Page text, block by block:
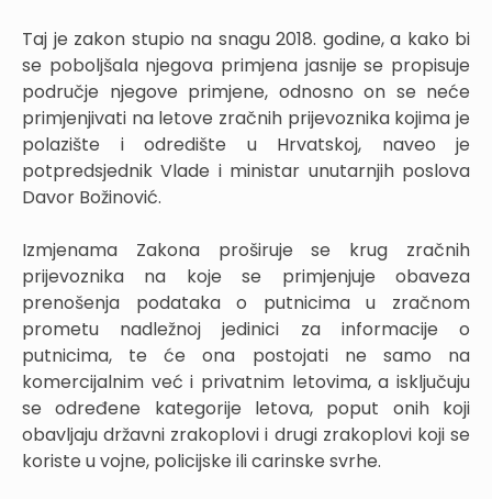
Taj je zakon stupio na snagu 2018. godine, a kako bi
se poboljšala njegova primjena jasnije se propisuje
područje njegove primjene, odnosno on se neće
primjenjivati na letove zračnih prijevoznika kojima je
polazište i odredište u Hrvatskoj, naveo je
potpredsjednik Vlade i ministar unutarnjih poslova
Davor Božinović.
Izmjenama Zakona proširuje se krug zračnih
prijevoznika na koje se primjenjuje obaveza
prenošenja podataka o putnicima u zračnom
prometu nadležnoj jedinici za informacije o
putnicima, te će ona postojati ne samo na
komercijalnim već i privatnim letovima, a isključuju
se određene kategorije letova, poput onih koji
obavljaju državni zrakoplovi i drugi zrakoplovi koji se
koriste u vojne, policijske ili carinske svrhe.